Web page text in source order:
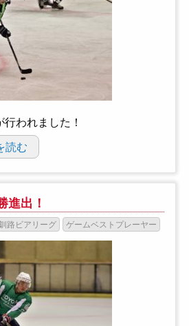
われました！
読む
進出！
路ビアリーグ ゲームベストプレーヤー